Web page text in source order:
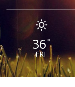
36°
FRI